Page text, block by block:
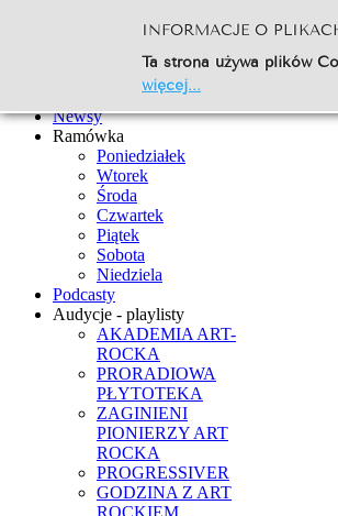
Go
Strona Główna
Newsy
Ramówka
Poniedziałek
Wtorek
Środa
Czwartek
Piątek
Sobota
Niedziela
Podcasty
Audycje - playlisty
AKADEMIA ART-
ROCKA
PRORADIOWA
PŁYTOTEKA
ZAGINIENI
PIONIERZY ART
ROCKA
PROGRESSIVER
GODZINA Z ART
ROCKIEM
INFORMACJE O
Ta strona używa plików
więcej...